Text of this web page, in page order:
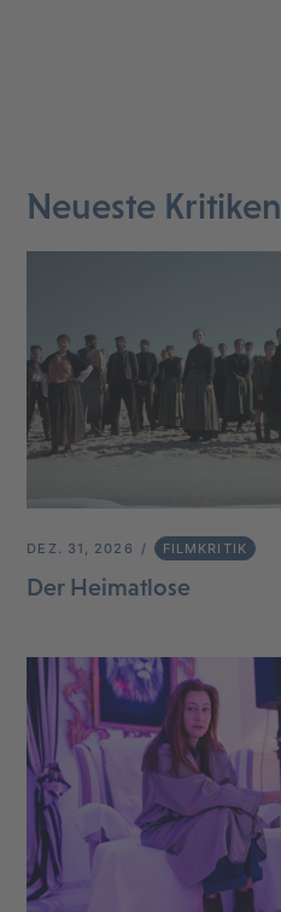
Neueste Kritiken
DEZ. 31, 2026 FILMKRITIK
Der Heimatlose